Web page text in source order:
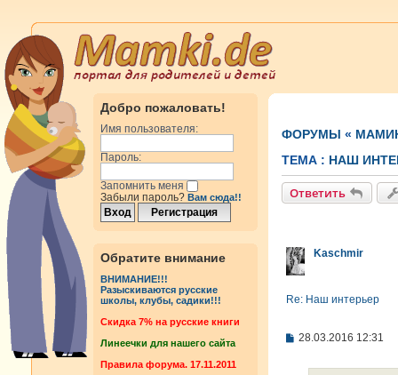
Добро пожаловать!
Имя пользователя:
Пароль:
Запомнить меня
Забыли пароль? Вам сюда!!
Обратите внимание
ВНИМАНИЕ!!!
Разыскиваются русские
школы, клубы, садики!!!
Cкидка 7% на русские книги
Линеечки для нашего сайта
Правила форума. 17.11.2011
ФОРУМЫ «
ТЕМА : НАШ
Ответить
Kaschmir
Re: Наш интерьер
С
28.03.2016 12:31